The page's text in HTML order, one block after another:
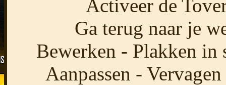
Activeer de
Ga terug naar je
Bewerken - Plakken in
Aanpassen -